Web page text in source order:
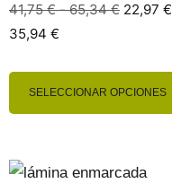
41,75€ - 65,34€ 22,97 €
35,94 €
SELECCIONAR OPCIONES